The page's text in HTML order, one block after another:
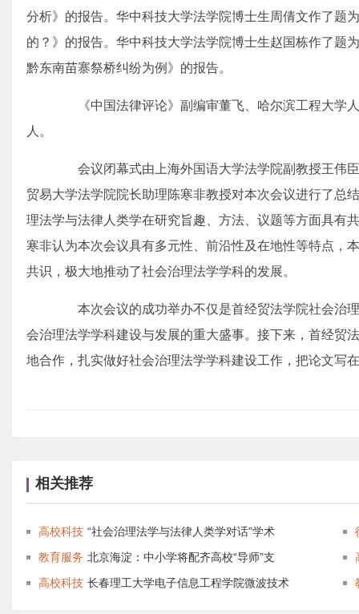
分析》的报告。华中科技大学法学院博士生周倩文作了题
的？》的报告。华中科技大学法学院博士生赵国栋作了
黔东南苗寨祭桥纠纷为例》的报告。
《中国法律评论》副编审董飞、哈尔滨工程大学
人。
会议闭幕式由上海外国语大学法学院副教授王伟
贸易大学法学院院长助理陈寒非教授对本次会议进行了总
理法学与法律人类学在研究旨趣、方法、议题等方面具有
寒非认为本次会议具有多元性、前沿性及在地性等特点，
共识，极大地推动了社会治理法学学科的发展。
本次会议的成功举办不仅是首经贸法学院社会治
会治理法学学科建设与发展的重大盛事。接下来，首经贸
地合作，扎实做好社会治理法学学科建设工作，把论文写
相关推荐
高校科技 “社会治理法学与法律人类学对话”学术
教育服务 北京海淀：中小学将配齐高校“导师”支
高校科技 长春理工大学电子信息工程学院微波技术